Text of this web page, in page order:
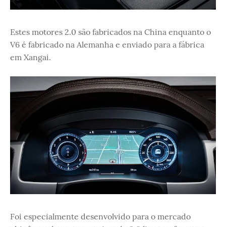
Estes motores 2.0 são fabricados na China enquanto o
V6 é fabricado na Alemanha e enviado para a fábrica
em Xangai.
Foi especialmente desenvolvido para o mercado